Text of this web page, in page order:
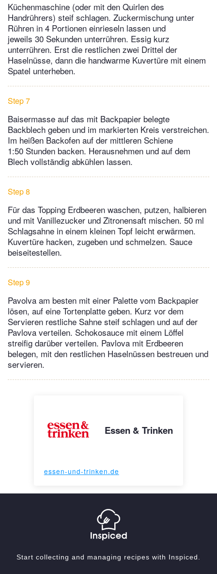
Küchenmaschine (oder mit den Quirlen des
Handrührers) steif schlagen. Zuckermischung unter
Rühren in 4 Portionen einrieseln lassen und
jeweils 30 Sekunden unterrühren. Essig kurz
unterrühren. Erst die restlichen zwei Drittel der
Haselnüsse, dann die hand­warme Kuvertüre mit einem
Spatel unterheben.
Step 7
Baisermasse auf das mit Backpapier belegte
Backblech geben und im markierten Kreis verstreichen.
Im heißen Backofen auf der mittleren Schiene
1:50 Stunden backen. Herausnehmen und auf dem
Blech vollständig abkühlen lassen.
Step 8
Für das Topping Erdbeeren waschen, putzen, halbieren
und mit Vanillezucker und Zitronensaft mischen. 50 ml
Schlagsahne in einem kleinen Topf leicht erwärmen.
Kuvertüre hacken, zugeben und schmelzen. Sauce
beiseitestellen.
Step 9
Pavolva am besten mit einer Palette vom Backpapier
lösen, auf eine Tortenplatte geben. Kurz vor dem
Servieren restliche Sahne steif schlagen und auf der
Pavlova verteilen. Schokosauce mit einem Löffel
streifig darüber verteilen. Pavlova mit Erdbeeren
belegen, mit den restlichen Haselnüssen bestreuen und
servieren.
Essen & Trinken
essen-und-trinken.de
Start collecting and managing recipes with Inspiced.